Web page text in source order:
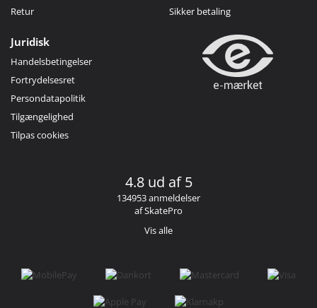
Retur
Sikker betaling
Juridisk
Handelsbetingelser
Fortrydelsesret
Persondatapolitik
Tilgængelighed
Tilpas cookies
4.8 ud af 5
134953 anmeldelser
af SkatePro
Vis alle